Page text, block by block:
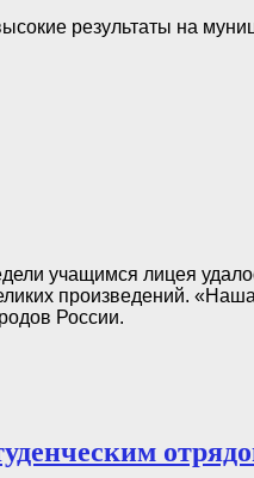
результаты на
учащимся лицея
произведений.
России.